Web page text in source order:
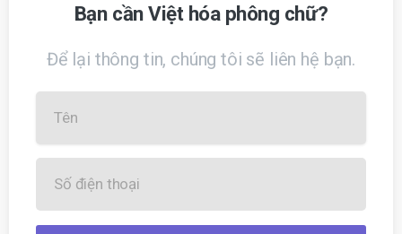
Bạn cần Việt hóa phông chữ?
Để lại thông tin, chúng tôi sẽ liên hệ bạn.